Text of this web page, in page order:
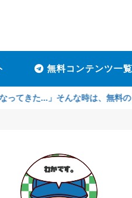
無料コンテンツ一覧
んな時は、無料のもくもく作業